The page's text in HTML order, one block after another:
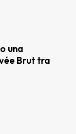
una
Brut tra